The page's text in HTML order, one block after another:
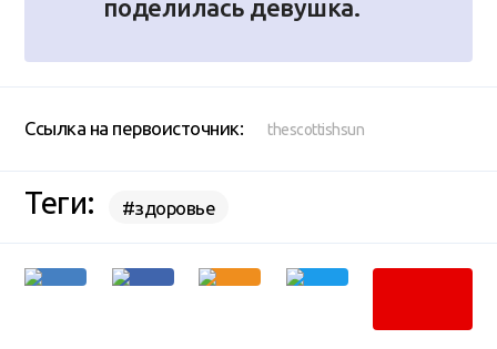
поделилась девушка.
Ссылка на первоисточник: thescottishsun
Теги: #здоровье